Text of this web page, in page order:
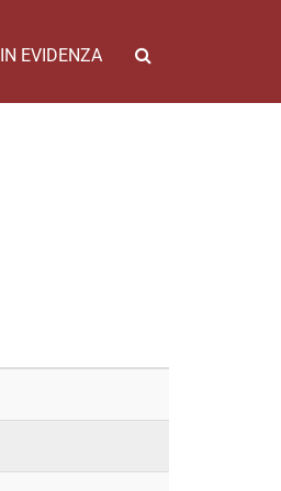
IN EVIDENZA